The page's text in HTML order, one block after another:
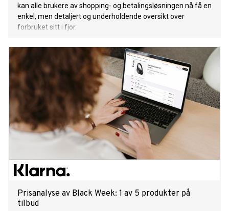
kan alle brukere av shopping- og betalingsløsningen nå få en
enkel, men detaljert og underholdende oversikt over
forbruket sitt i fjor.
Prisanalyse av Black Week: 1 av 5 produkter på
tilbud